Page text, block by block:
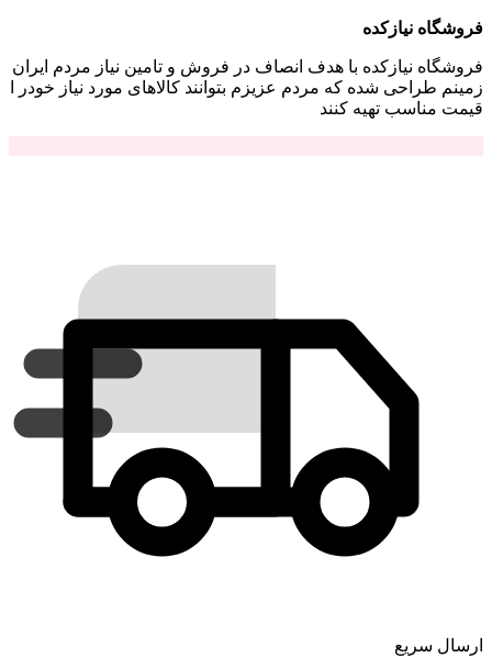
فروشگاه نیازکده
فروشگاه نیازکده با هدف انصاف در فروش و تامین نیاز مردم ایران
زمینم طراحی شده که مردم عزیزم بتوانند کالاهای مورد نیاز خودر ا
قیمت مناسب تهیه کنند
ارسال سریع